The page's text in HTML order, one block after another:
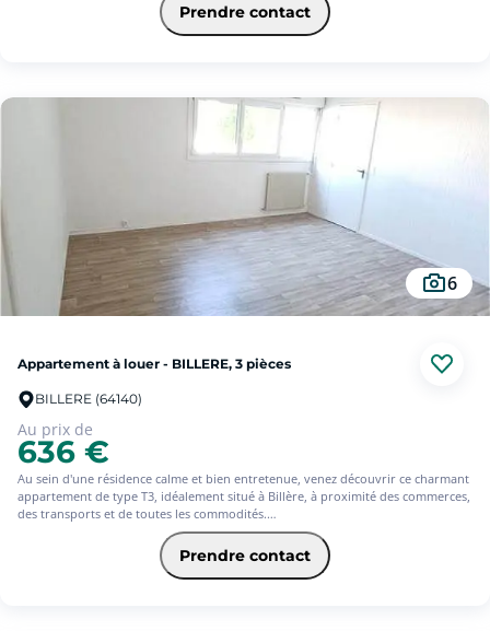
Appartement fonctionnel et lumineux, idéal pour un couple ou une petite
sur charges 50 €/mois, régularisation annuelle. Dépôt de garantie 635 €. Classe
énergie D, Classe climat D Montant estimé des dépenses annuelles d'énergie
pour un usage standard : entre 1028.00 € et 1390.00 € sur les années 2021, 2022
et 2023 (abonnements compris). Les informations sur les risques auxquels ce
bien est exposé sont disponibles sur le site Géorisques : georisques.gouv.fr.
Votre conseiller Square Habitat Pau : Deborah FILTZ
Agent commercial (Entreprise individuelle)
Bien loué en colocation.
Prendre contact
6
Appartement à louer - BILLERE, 3 pièces
BILLERE (64140)
Au prix de
636 €
Au sein d'une résidence calme et bien entretenue, venez découvrir ce charmant
appartement de type T3, idéalement situé à Billère, à proximité des commerces,
des transports et de toutes les commodités.
Dès l'entrée, vous bénéficierez d'un placard intégré offrant un espace de
rangement pratique. L'appartement dispose d'une cuisine entièrement
aménagée et équipée avec un four, une plaque de cuisson, une hotte aspirante
et un réfrigérateur, un agréable espace de vie lumineux.
Prendre contact